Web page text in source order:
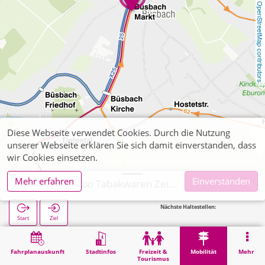
OpenStreetMap contributors
Fahrplanauskunft Stadtinfos
Freizeit &
Tourismus
Mobilität Mehr
Start Ziel
Nächste Haltestellen:
Mobilität Stolberg, Hubo Tabakwaren Zeitschriften Reisebüro
Diese Webseite verwendet Cookies. Durch die Nutzung
unserer Webseite erklären Sie sich damit einverstanden, dass
wir Cookies einsetzen.
Mehr erfahren
Einverstanden